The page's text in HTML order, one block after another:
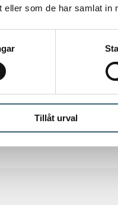
som de har samlat in
Tillåt urval